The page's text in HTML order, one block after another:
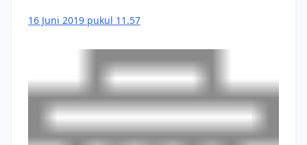
16 Juni 2019 pukul 11.57